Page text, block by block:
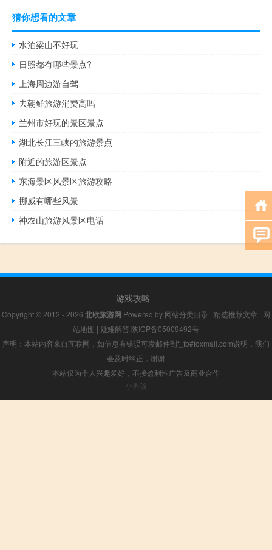
猜你想看的文章
水泊梁山不好玩
日照都有哪些景点?
上海周边游自驾
去朝鲜旅游消费高吗
兰州市好玩的景区景点
湖北长江三峡的旅游景点
附近的旅游区景点
东海景区风景区旅游攻略
挪威有哪些风景
神农山旅游风景区电话
游戏攻略
Copyright © 2012 - 2026 北欧旅游网 Powered by 网站分类目录 | 精选推荐文章 | 网
站地图 | 疑难解答 陕ICP备05009492号
声明：本站内容来自互联网，如信息有错误可发邮件到f_fb#foxmail.com说明，我们
会及时纠正，谢谢
本站仅为个人兴趣爱好，不接盈利性广告及商业合作
小男孩